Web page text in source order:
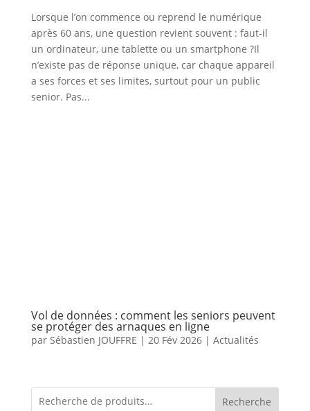
Lorsque l’on commence ou reprend le numérique
après 60 ans, une question revient souvent : faut‑il
un ordinateur, une tablette ou un smartphone ?Il
n’existe pas de réponse unique, car chaque appareil
a ses forces et ses limites, surtout pour un public
senior. Pas...
Vol de données : comment les seniors peuvent
se protéger des arnaques en ligne
par Sébastien JOUFFRE | 20 Fév 2026| Actualités
Recherche